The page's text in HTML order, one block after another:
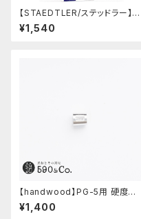
【STAEDTLER/ステッドラー】マ
ルス テクニコ芯ホルダー ブラッ
ク・限定 字消し付セット
¥1,540
【handwood】PG-5用 硬度表
示窓 (アルミ/長方形)
¥1,400